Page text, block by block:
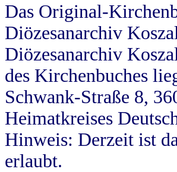
Das Original-
Diözesanarchiv
Diözesanarchiv
des Kirchenbuches
Schwank-Straße 8,
Heimatkreises
Hinweis: Derzeit ist
erlaubt.